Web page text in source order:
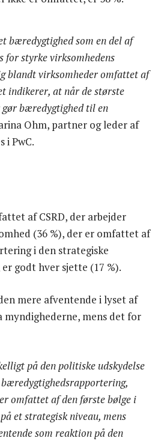
bæredygtighed som en del af
for styrke virksomhedens
blandt virksomheder omfattet af
indikerer, at når de største
bæredygtighed til en
Ohm, partner og leder af
i PwC.
af CSRD, der arbejder
(36 %), der er omfattet af
i den strategiske
godt hver sjette (17 %).
mere afventende i lyset af
myndighederne, mens det for
på den politiske udskydelse
omfattet af den første bølge i
et strategisk niveau, mens
som reaktion på den